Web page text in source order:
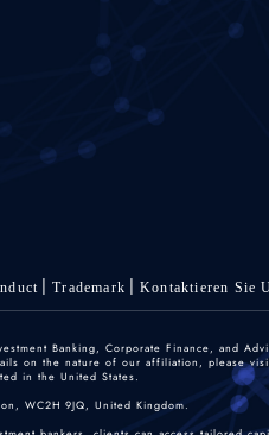
Trademark Kontaktieren Sie
Banking, Corporate Finance, and
on the nature of our affiliation, please
in the United States.
WC2H 9JQ, United Kingdom.